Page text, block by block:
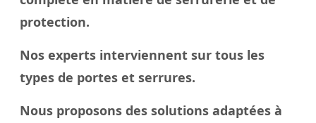
protection.
Nos experts interviennent sur tous les
types de portes et serrures.
Nous proposons des solutions adaptées à